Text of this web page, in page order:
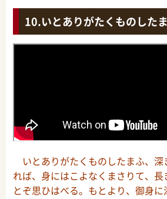
いとありがたくものしたま
いとありがたくものしたまふ、深
れば、身にはこよなくまさりて、
とぞ思ひはべる。もとより、御身